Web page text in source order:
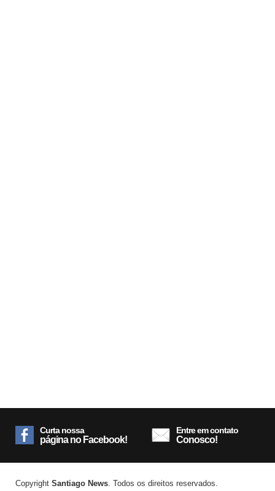
Curta nossa
página no Facebook!
Entre em contato
Conosco!
Copyright Santiago News . Todos os direitos reservados.